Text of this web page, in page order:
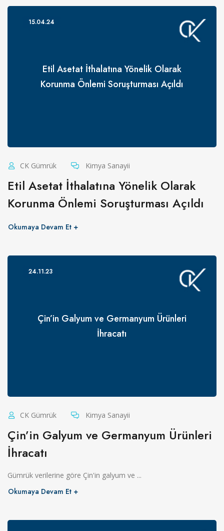
Etil Asetat İthalatına Yönelik Olarak
Korunma Önlemi Soruşturması Açıldı
15.04.24
CK Gümrük Kimya Sanayii
Etil Asetat İthalatına Yönelik Olarak
Korunma Önlemi Soruşturması Açıldı
Okumaya Devam Et
Çin’in Galyum ve Germanyum Ürünleri
İhracatı
24.11.23
CK Gümrük Kimya Sanayii
Çin’in Galyum ve Germanyum Ürünleri
İhracatı
Gümrük verilerine göre Çin'in galyum ve ...
Okumaya Devam Et